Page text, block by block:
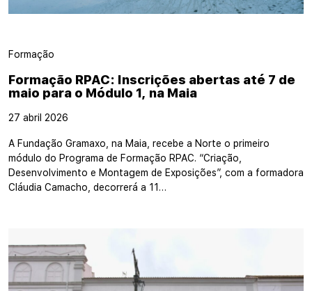
Formação
Formação RPAC: Inscrições abertas até 7 de
maio para o Módulo 1, na Maia
27 abril 2026
A Fundação Gramaxo, na Maia, recebe a Norte o primeiro
módulo do Programa de Formação RPAC. “Criação,
Desenvolvimento e Montagem de Exposições”, com a formadora
Cláudia Camacho, decorrerá a 11…